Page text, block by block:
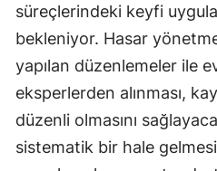
süreçlerindeki keyfi
bekleniyor. Hasar
yapılan düzenlemeler ile
eksperlerden alınması,
düzenli olmasını
sistematik bir hale